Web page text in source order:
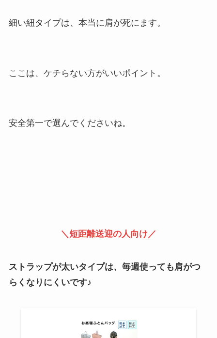
細い紐タイプは、本当に肩が死にます。
ここは、ケチらない方がいいポイント。
安全第一で選んでくださいね。
＼短距離送迎の人向け／
ストラップが太いタイプは、毎週使っても肩がつ
らくなりにくいです♪